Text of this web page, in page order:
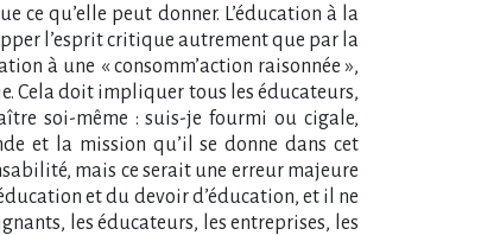
ce qu’elle peut donner. L’éducation à la
l’esprit critique autrement que par la
à une « consomm’action raisonnée »,
Cela doit impliquer tous les éducateurs,
soi-même : suis-je fourmi ou cigale,
et la mission qu’il se donne dans cet
mais ce serait une erreur majeure
et du devoir d’éducation, et il ne
les éducateurs, les entreprises, les